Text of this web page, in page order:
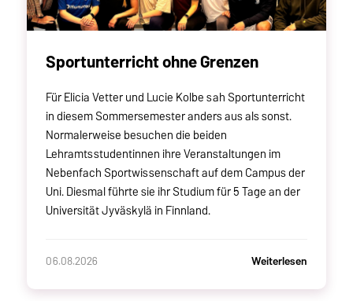
Sportunterricht ohne Grenzen
Für Elicia Vetter und Lucie Kolbe sah Sportunterricht
in diesem Sommersemester anders aus als sonst.
Normalerweise besuchen die beiden
Lehramtsstudentinnen ihre Veranstaltungen im
Nebenfach Sportwissenschaft auf dem Campus der
Uni. Diesmal führte sie ihr Studium für 5 Tage an der
Universität Jyväskylä in Finnland.
06.08.2026 Weiterlesen